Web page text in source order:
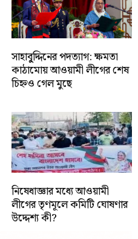
সাহাবু্দ্দিনের পদত্যাগ: ক্ষমতা
কাঠামোয় আওয়ামী লীগের শেষ
চিহ্নও গেল মুছে
নিষেধাজ্ঞার মধ্যে আওয়ামী
লীগের তৃণমূলে কমিটি ঘোষণার
উদ্দেশ্য কী?